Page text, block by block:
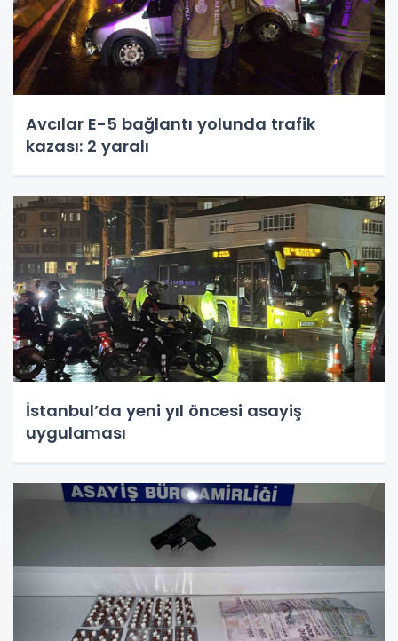
Avcılar E-5 bağlantı yolunda trafik
kazası: 2 yaralı
İstanbul’da yeni yıl öncesi asayiş
uygulaması